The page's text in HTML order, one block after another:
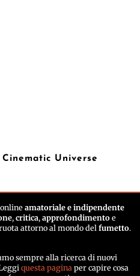
Universe
amatoriale e indipendente
, critica, approfondimento e
attorno al mondo del fumetto.
sempre alla ricerca di nuovi
questa paginaper capire cosa